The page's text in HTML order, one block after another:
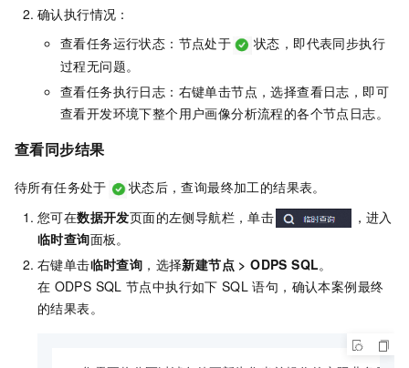
确认执行情况：
查看任务运行状态：节点处于
状态，即代表同步执行
过程无问题。
查看任务执行日志：右键单击节点，选择查看日志，即可
查看开发环境下整个用户画像分析流程的各个节点日志。
查看同步结果
待所有任务处于
状态后，查询最终加工的结果表。
您可在数据开发页面的左侧导航栏，单击
，进入
临时查询面板。
右键单击临时查询 ，选择新建节点 >ODPS SQL。
在 ODPS SQL 节点中执行如下 SQL 语句，确认本案例最终
的结果表。